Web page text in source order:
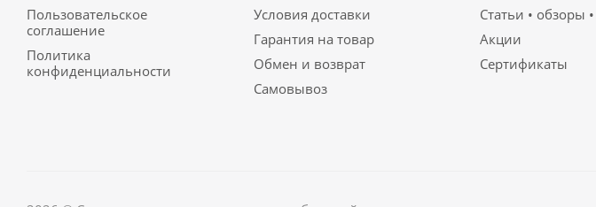
Пользовательское
соглашение
Политика
конфиденциальности
Условия доставки
Гарантия на товар
Обмен и возврат
Самовывоз
Статьи • обзоры
Акции
Сертификаты